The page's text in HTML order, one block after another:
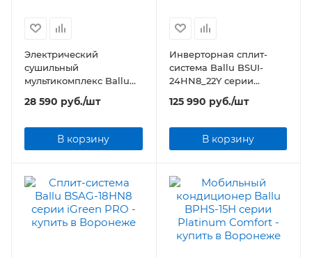
Электрический
сушильный
мультикомплекс Ballu
BD30MN BLACK
28 590 руб./шт
В корзину
Инверторная сплит-
система Ballu BSUI-
24HN8_22Y серии
Platinum Evolution DC
Inverter
125 990 руб./шт
В корзину